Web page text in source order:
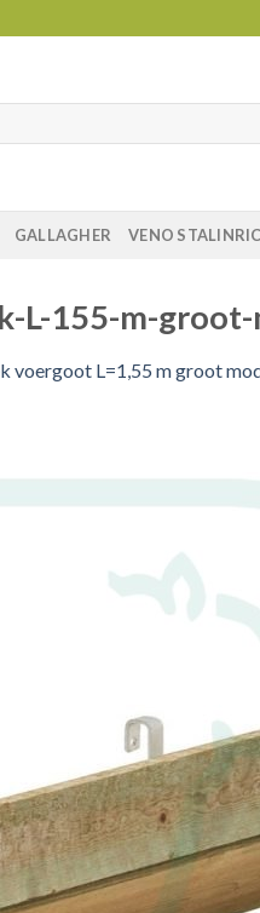
GALLAGHER VENO
L-155-m-
voergoot L=1,55 m groot